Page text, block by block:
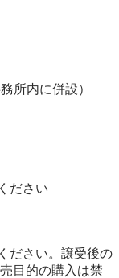
所内に併設）
ださい
ださい。譲受後の
⽬的の購⼊は禁